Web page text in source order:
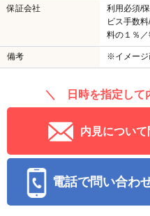
保証会社
利用必須/
ビス手数
料の１％／
備考 ※イメージ
＼ 日時を指定して
内見について
電話で問い合わ